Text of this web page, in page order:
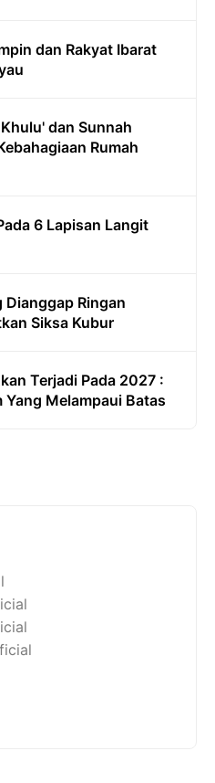
dan Rakyat Ibarat
dan Sunnah
Rumah
6 Lapisan Langit
Dianggap Ringan
Siksa Kubur
Terjadi Pada 2027 :
Yang Melampaui Batas